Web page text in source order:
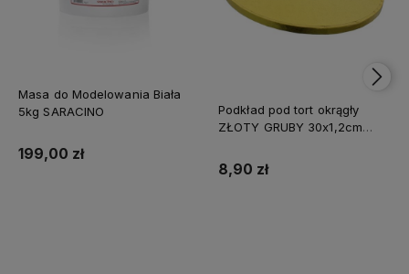
Masa do Modelowania Biała
5kg SARACINO
199,00 zł
Podkład pod tort okrągły
ZŁOTY GRUBY 30x1,2cm
8,90 zł